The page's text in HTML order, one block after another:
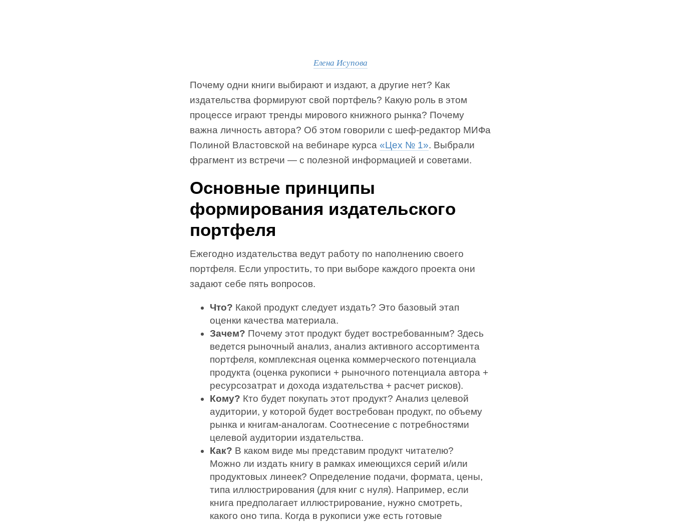
Елена Исупова
Почему одни книги выбирают и издают, а другие нет? Как
издательства формируют свой портфель? Какую роль в этом
процессе играют тренды мирового книжного рынка? Почему
важна личность автора? Об этом говорили с шеф-редактор МИФа
Полиной Властовской на вебинаре курса «Цех № 1». Выбрали
фрагмент из встречи — с полезной информацией и советами.
Основные принципы
формирования издательского
портфеля
Ежегодно издательства ведут работу по наполнению своего
портфеля. Если упростить, то при выборе каждого проекта они
задают себе пять вопросов.
Что? Какой продукт следует издать? Это базовый этап
оценки качества материала.
Зачем? Почему этот продукт будет востребованным? Здесь
ведется рыночный анализ, анализ активного ассортимента
портфеля, комплексная оценка коммерческого потенциала
продукта (оценка рукописи + рыночного потенциала автора +
ресурсозатрат и дохода издательства + расчет рисков).
Кому? Кто будет покупать этот продукт? Анализ целевой
аудитории, у которой будет востребован продукт, по объему
рынка и книгам-аналогам. Соотнесение с потребностями
целевой аудитории издательства.
Как? В каком виде мы представим продукт читателю?
Можно ли издать книгу в рамках имеющихся серий и/или
продуктовых линеек? Определение подачи, формата, цены,
типа иллюстрирования (для книг с нуля). Например, если
книга предполагает иллюстрирование, нужно смотреть,
какого оно типа. Когда в рукописи уже есть готовые